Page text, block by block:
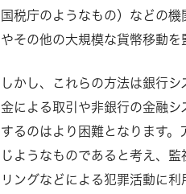
国税庁のようなもの）などの
やその他の大規模な貨幣移動を
しかし、これらの方法は銀行
金による取引や非銀行の金融
するのはより困難となります
じようなものであると考え、
リングなどによる犯罪活動に利